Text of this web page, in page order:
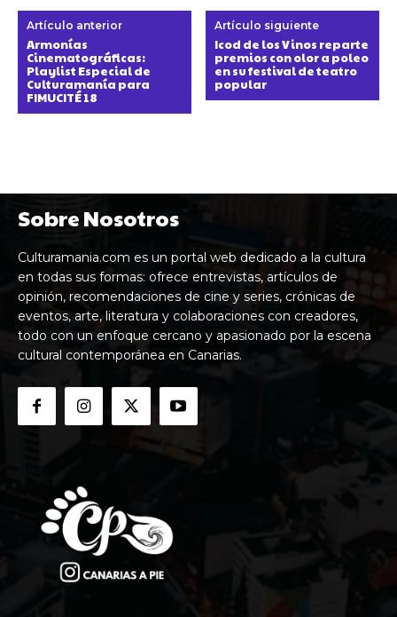
Artículo anterior
Armonías
Cinematográficas:
Playlist Especial de
Culturamanía para
FIMUCITÉ 18
Artículo siguiente
Icod de los Vinos reparte
premios con olor a poleo
en su festival de teatro
popular
Sobre Nosotros
Culturamania.com es un portal web dedicado a la cultura
en todas sus formas: ofrece entrevistas, artículos de
opinión, recomendaciones de cine y series, crónicas de
eventos, arte, literatura y colaboraciones con creadores,
todo con un enfoque cercano y apasionado por la escena
cultural contemporánea en Canarias.